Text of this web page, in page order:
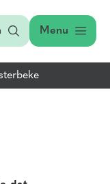
Menu